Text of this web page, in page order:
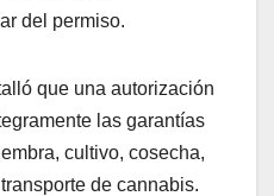
del permiso.
que una autorización
las garantías
cultivo, cosecha,
de cannabis.